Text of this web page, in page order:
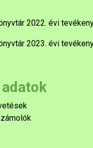
2022. évi
2023. évi